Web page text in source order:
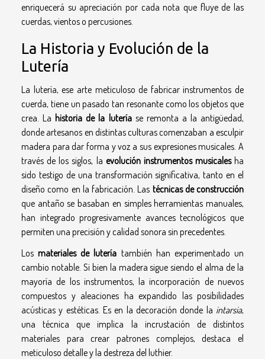
enriquecerá su apreciación por cada nota que fluye de las
cuerdas, vientos o percusiones.
La Historia y Evolución de la
Lutería
La lutería, ese arte meticuloso de fabricar instrumentos de
cuerda, tiene un pasado tan resonante como los objetos que
crea. Lahistoria de la luteríase remonta a la antigüedad,
donde artesanos en distintas culturas comenzaban a esculpir
madera para dar forma y voz a sus expresiones musicales. A
través de los siglos, la evolución instrumentos musicalesha
sido testigo de una transformación significativa, tanto en el
diseño como en la fabricación. Las técnicas de construcción
que antaño se basaban en simples herramientas manuales,
han integrado progresivamente avances tecnológicos que
permiten una precisión y calidad sonora sin precedentes.
Losmateriales de lutería también han experimentado un
cambio notable. Si bien la madera sigue siendo el alma de la
mayoría de los instrumentos, la incorporación de nuevos
compuestos y aleaciones ha expandido las posibilidades
acústicas y estéticas. Es en la decoración donde la intarsia,
una técnica que implica la incrustación de distintos
materiales para crear patrones complejos, destaca el
meticuloso detalle y la destreza del luthier.